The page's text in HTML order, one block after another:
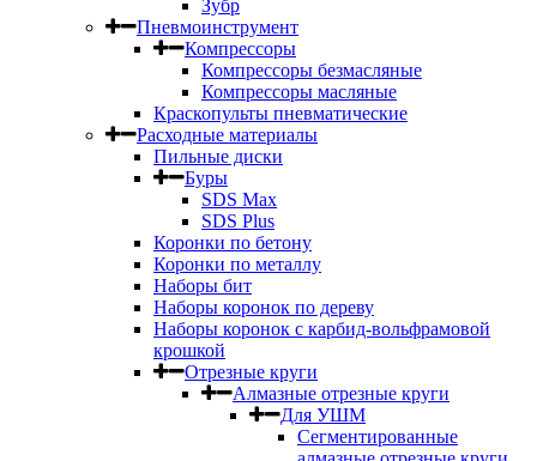
Зубр
Пневмоинструмент
Компрессоры
Компрессоры безмасляные
Компрессоры масляные
Краскопульты пневматические
Расходные материалы
Пильные диски
Буры
SDS Max
SDS Plus
Коронки по бетону
Коронки по металлу
Наборы бит
Наборы коронок по дереву
Наборы коронок с карбид-вольфрамовой
крошкой
Отрезные круги
Алмазные отрезные круги
Для УШМ
Сегментированные